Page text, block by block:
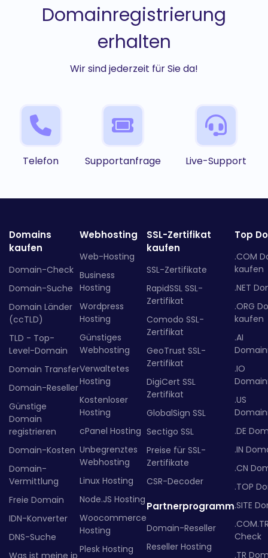
Domainregistrierung
erhalten
Wir sind jederzeit für Sie da!
Telefon Supportanfrage Live-Support
Domains
kaufen
Domain-Check
Domain-Suche
Domain Länder
(ccTLD)
TLD - Top-
Level-Domain
Domain Transfer
Domain-Reseller
Günstige
Domain
registrieren
Domain-Kosten
Domain-
Vermittlung
Freie Domain
IDN-Konverter
DNS-Suche
Was ist meine ip
Webhosting
Web-Hosting
Business
Hosting
Wordpress
Hosting
Günstiges
Webhosting
Verwaltetes
Hosting
Kostenloser
Hosting
cPanel Hosting
Unbegrenztes
Webhosting
Linux Hosting
Node.JS Hosting
Woocommerce
Hosting
Plesk Hosting
SSL-Zertifikat
kaufen
SSL-Zertifikate
RapidSSL SSL-
Zertifikat
Comodo SSL-
Zertifikat
GeoTrust SSL-
Zertifikat
DigiCert SSL
Zertifikat
GlobalSign SSL
Sectigo SSL
Preise für SSL-
Zertifikate
CSR-Decoder
Partnerprogramm
Domain-Reseller
Reseller Hosting
Top
.COM
kaufen
.NET
.ORG
kaufen
.AI
.IO
.US
.DE
.IN
.CN
.TOP
.SITE
Check
.TR